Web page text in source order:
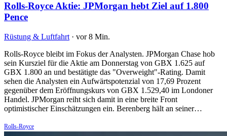
Rolls-Royce Aktie: JPMorgan hebt Ziel auf 1.800
Pence
Rüstung & Luftfahrt · vor 8 Min.
Rolls-Royce bleibt im Fokus der Analysten. JPMorgan Chase hob
sein Kursziel für die Aktie am Donnerstag von GBX 1.625 auf
GBX 1.800 an und bestätigte das "Overweight"-Rating. Damit
sehen die Analysten ein Aufwärtspotenzial von 17,69 Prozent
gegenüber dem Eröffnungskurs von GBX 1.529,40 im Londoner
Handel. JPMorgan reiht sich damit in eine breite Front
optimistischer Einschätzungen ein. Berenberg hält an seiner…
Rolls-Royce